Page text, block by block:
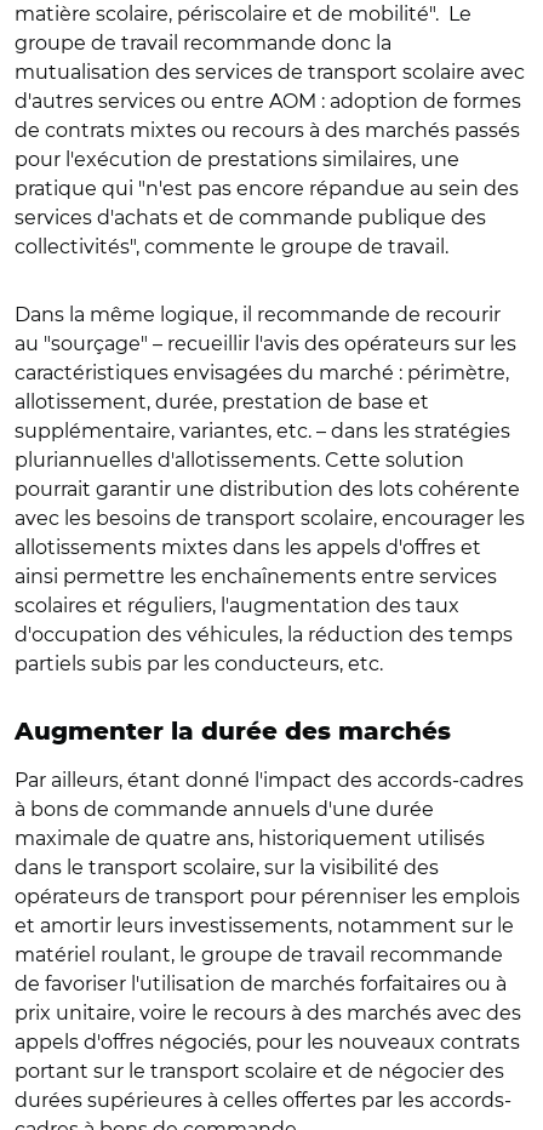
matière scolaire, périscolaire et de mobilité". Le
groupe de travail recommande donc la
mutualisation des services de transport scolaire avec
d'autres services ou entre AOM : adoption de formes
de contrats mixtes ou recours à des marchés passés
pour l'exécution de prestations similaires, une
pratique qui "n'est pas encore répandue au sein des
services d'achats et de commande publique des
collectivités", commente le groupe de travail.
Dans la même logique, il recommande de recourir
au "sourçage" – recueillir l'avis des opérateurs sur les
caractéristiques envisagées du marché : périmètre,
allotissement, durée, prestation de base et
supplémentaire, variantes, etc. – dans les stratégies
pluriannuelles d'allotissements. Cette solution
pourrait garantir une distribution des lots cohérente
avec les besoins de transport scolaire, encourager les
allotissements mixtes dans les appels d'offres et
ainsi permettre les enchaînements entre services
scolaires et réguliers, l'augmentation des taux
d'occupation des véhicules, la réduction des temps
partiels subis par les conducteurs, etc.
Augmenter la durée des marchés
Par ailleurs, étant donné l'impact des accords-cadres
à bons de commande annuels d'une durée
maximale de quatre ans, historiquement utilisés
dans le transport scolaire, sur la visibilité des
opérateurs de transport pour pérenniser les emplois
et amortir leurs investissements, notamment sur le
matériel roulant, le groupe de travail recommande
de favoriser l'utilisation de marchés forfaitaires ou à
prix unitaire, voire le recours à des marchés avec des
appels d'offres négociés, pour les nouveaux contrats
portant sur le transport scolaire et de négocier des
durées supérieures à celles offertes par les accords-